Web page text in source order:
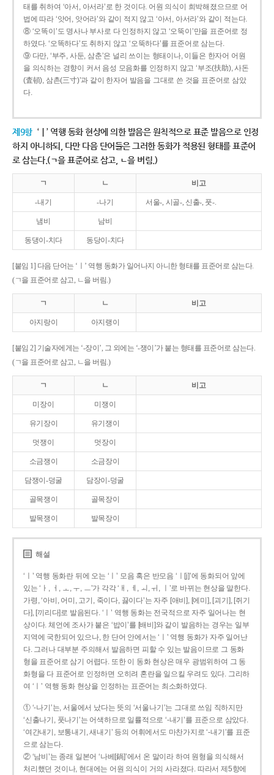
태를 취하여 ‘아서, 아서라’로 한 것이다. 어원 의식이 희박해졌으므로 어
법에 따라 ‘앗어, 앗어라’와 같이 적지 않고 ‘아서, 아서라’와 같이 적는다.
⑧ ‘오똑이’도 명사나 부사로 다 인정하지 않고 ‘오뚝이’만을 표준어로 정
하였다. ‘오똑하다’도 취하지 않고 ‘오뚝하다’를 표준어로 삼는다.
⑨ 다만, ‘부주, 사둔, 삼춘’은 널리 쓰이는 형태이나, 이들은 한자어 어원
을 의식하는 경향이 커서 음성 모음화를 인정하지 않고 ‘부조(扶助), 사돈
(査頓), 삼촌(三寸)’과 같이 한자어 발음을 그대로 쓴 것을 표준어로 삼았
다.
제9항 ‘ㅣ’ 역행 동화 현상에 의한 발음은 원칙적으로 표준 발음으로 인정
하지 아니하되, 다만 다음 단어들은 그러한 동화가 적용된 형태를 표준어
로 삼는다.(ㄱ을 표준어로 삼고, ㄴ을 버림.)
ㄱ ㄴ 비고
-내기 -나기 서울-, 시골-, 신출-, 풋-.
냄비 남비
동댕이-치다 동당이-치다
[붙임 1] 다음 단어는 ‘ㅣ’ 역행 동화가 일어나지 아니한 형태를 표준어로 삼는다.
(ㄱ을 표준어로 삼고, ㄴ을 버림.)
ㄱ ㄴ 비고
아지랑이 아지랭이
[붙임 2] 기술자에게는 ‘-장이’, 그 외에는 ‘-쟁이’가 붙는 형태를 표준어로 삼는다.
(ㄱ을 표준어로 삼고, ㄴ을 버림.)
ㄱ ㄴ 비고
미장이 미쟁이
유기장이 유기쟁이
멋쟁이 멋장이
소금쟁이 소금장이
담쟁이-덩굴 담장이-덩굴
골목쟁이 골목장이
발목쟁이 발목장이
해설
‘ㅣ’ 역행 동화란 뒤에 오는 ‘ㅣ’ 모음 혹은 반모음 ‘ㅣ[j]’에 동화되어 앞에
있는 ‘ㅏ, ㅓ, ㅗ, ㅜ, ㅡ’가 각각 ‘ㅐ, ㅔ, ㅚ, ㅟ, ㅣ’로 바뀌는 현상을 말한다.
가령, ‘아비, 어미, 고기, 죽이다, 끓이다’는 자주 [애비], [에미], [괴기], [쥐기
다], [끼리다]로 발음된다. ‘ㅣ’ 역행 동화는 전국적으로 자주 일어나는 현
상이다. 체언에 조사가 붙은 ‘밥이’를 [배비]와 같이 발음하는 경우는 일부
지역에 국한되어 있으나, 한 단어 안에서는 ‘ㅣ’ 역행 동화가 자주 일어난
다. 그러나 대부분 주의해서 발음하면 피할 수 있는 발음이므로 그 동화
형을 표준어로 삼기 어렵다. 또한 이 동화 현상은 매우 광범위하여 그 동
화형을 다 표준어로 인정하면 오히려 혼란을 일으킬 우려도 있다. 그리하
여 ‘ㅣ’ 역행 동화 현상을 인정하는 표준어는 최소화하였다.
① ‘-나기’는, 서울에서 났다는 뜻의 ‘서울나기’는 그대로 쓰임 직하지만
‘신출나기, 풋나기’는 어색하므로 일률적으로 ‘-내기’를 표준으로 삼았다.
‘여간내기, 보통내기, 새내기’ 등의 어휘에서도 마찬가지로 ‘-내기’를 표준
으로 삼는다.
② ‘남비’는 종래 일본어 ‘나베[鍋]’에서 온 말이라 하여 원형을 의식해서
처리했던 것이나, 현대에는 어원 의식이 거의 사라졌다. 따라서 제5항에